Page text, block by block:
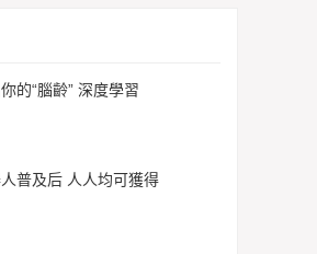
的“腦齡” 深度學習
普及后 人人均可獲得